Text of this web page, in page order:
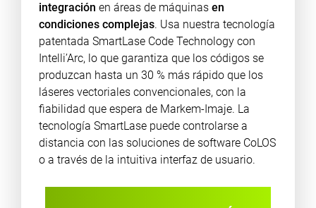
integración en áreas de máquinas en
condiciones complejas. Usa nuestra tecnología
patentada SmartLase Code Technology con
Intelli’Arc, lo que garantiza que los códigos se
produzcan hasta un 30 % más rápido que los
láseres vectoriales convencionales, con la
fiabilidad que espera de Markem-Imaje. La
tecnología SmartLase puede controlarse a
distancia con las soluciones de software CoLOS
o a través de la intuitiva interfaz de usuario.